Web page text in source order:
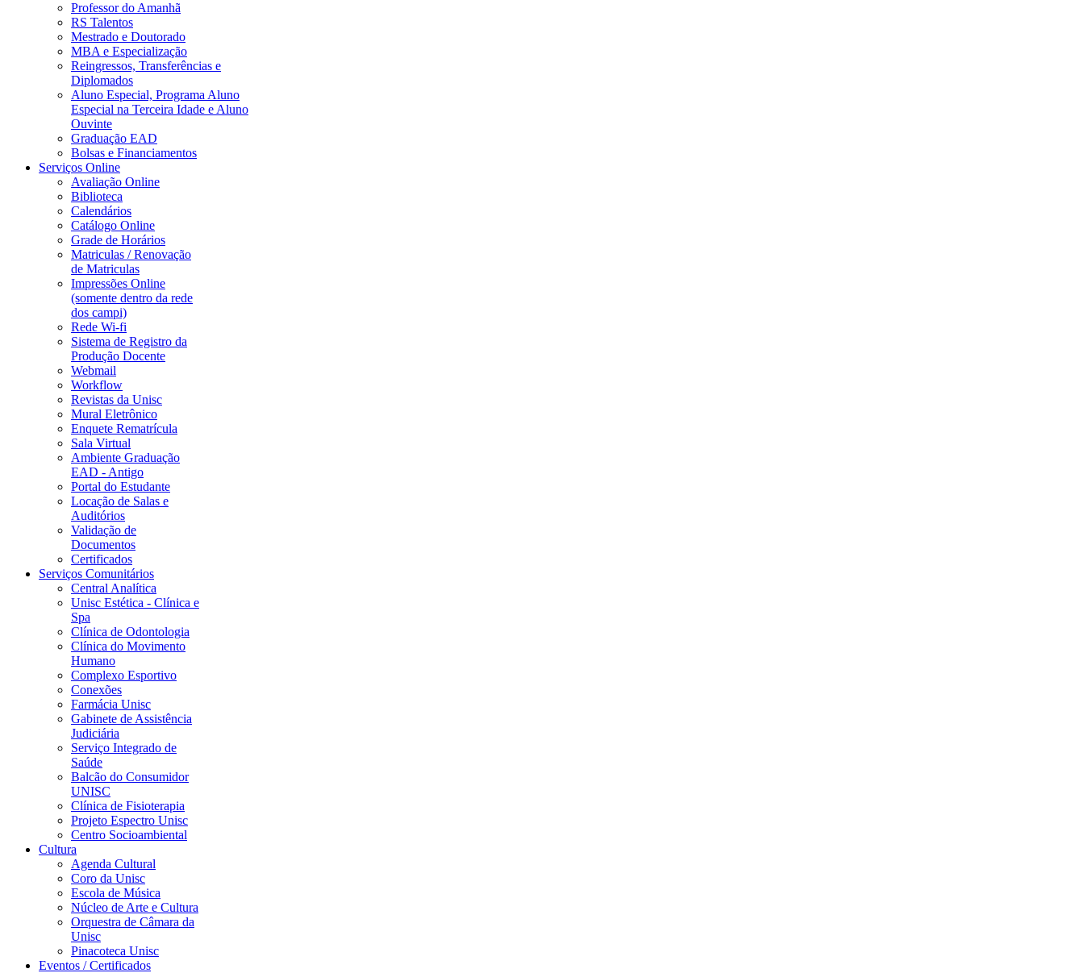
Professor do Amanhã
RS Talentos
Mestrado e Doutorado
MBA e Especialização
Reingressos, Transferências e
Diplomados
Aluno Especial, Programa Aluno
Especial na Terceira Idade e Aluno
Ouvinte
Graduação EAD
Bolsas e Financiamentos
Serviços Online
Avaliação Online
Biblioteca
Calendários
Catálogo Online
Grade de Horários
Matriculas / Renovação
de Matriculas
Impressões Online
(somente dentro da rede
dos campi)
Rede Wi-fi
Sistema de Registro da
Produção Docente
Webmail
Workflow
Revistas da Unisc
Mural Eletrônico
Enquete Rematrícula
Sala Virtual
Ambiente Graduação
EAD - Antigo
Portal do Estudante
Locação de Salas e
Auditórios
Validação de
Documentos
Certificados
Serviços Comunitários
Central Analítica
Unisc Estética - Clínica e
Spa
Clínica de Odontologia
Clínica do Movimento
Humano
Complexo Esportivo
Conexões
Farmácia Unisc
Gabinete de Assistência
Judiciária
Serviço Integrado de
Saúde
Balcão do Consumidor
UNISC
Clínica de Fisioterapia
Projeto Espectro Unisc
Centro Socioambiental
Cultura
Agenda Cultural
Coro da Unisc
Escola de Música
Núcleo de Arte e Cultura
Orquestra de Câmara da
Unisc
Pinacoteca Unisc
Eventos / Certificados